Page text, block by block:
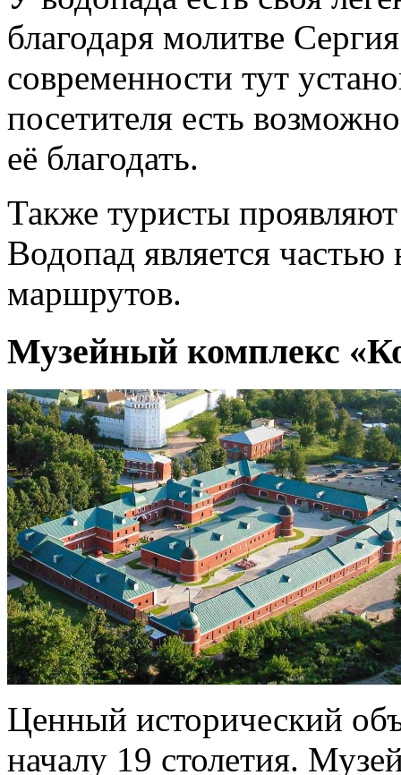
благодаря молитве
современности тут
посетителя есть
её благодать.
Также туристы
Водопад является
маршрутов.
Музейный комплекс
Ценный исторический
началу 19 столетия.